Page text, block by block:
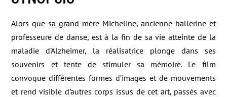
Alors que sa grand-mère Micheline, ancienne ballerine et
professeure de danse, est à la fin de sa vie atteinte de la
maladie d’Alzheimer, la réalisatrice plonge dans ses
souvenirs et tente de stimuler sa mémoire. Le film
convoque différentes formes d’images et de mouvements
et rend visible d’autres corps issus de cet art, passés avec